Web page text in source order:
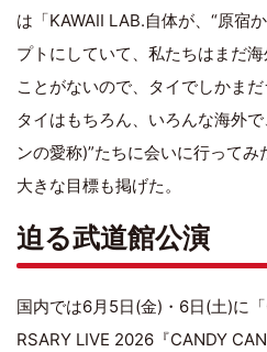
は「KAWAII LAB.自体が、“原宿
プトにしていて、私たちはまだ
ことがないので、タイでしかまだ
タイはもちろん、いろんな海外
ンの愛称)”たちに会いに行ってみ
大きな目標も掲げた。
迫る武道館公演
国内では6月5日(金)・6日(土)に
RSARY LIVE 2026『CANDY